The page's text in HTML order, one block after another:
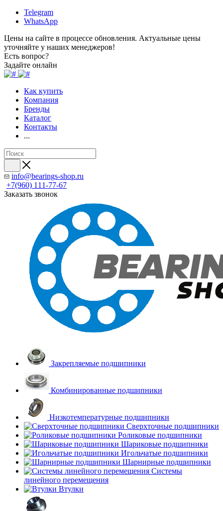
Telegram
WhatsApp
Цены на сайте в процессе обновления. Актуальные цены
уточняйте у наших менеджеров!
Есть вопрос?
Задайте онлайн
Как купить
Компания
Бренды
Каталог
Контакты
...
info@bearings-shop.ru
+7(960) 111-77-67
Заказать звонок
Закрепляемые подшипники
Комбинированные подшипники
Низкотемпературные подшипники
Сверхточные подшипники
Роликовые подшипники
Шариковые подшипники
Игольчатые подшипники
Шарнирные подшипники
Системы
линейного перемещения
Втулки